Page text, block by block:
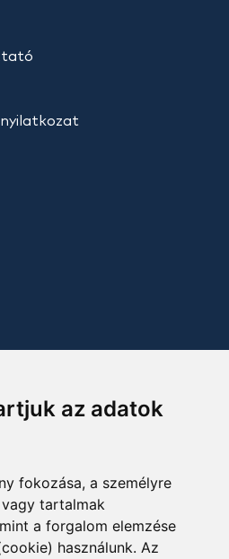
az adatok
fokozása, a személyre
tartalmak
a forgalom elemzése
használunk. Az